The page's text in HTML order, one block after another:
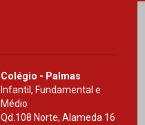
Colégio - Palmas
Infantil, Fundamental e
Médio
Qd.108 Norte, Alameda 16